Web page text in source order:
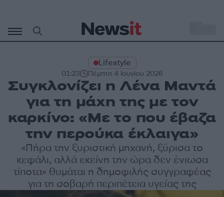
περιεχόμενο
Lifestyle
01:23 Πέμπτη 4 Ιουνίου 2026
Συγκλονίζει η Λένα Μαντά
για τη μάχη της με τον
καρκίνο: «Με το που έβαζα
την περούκα έκλαιγα»
«Πήρα την ξυριστική μηχανή, ξύρισα το
κεφάλι, αλλά εκείνη την ώρα δεν ένιωσα
τίποτα» θυμάται η δημοφιλής συγγραφέας
για τη σοβαρή περιπέτεια υγείας της